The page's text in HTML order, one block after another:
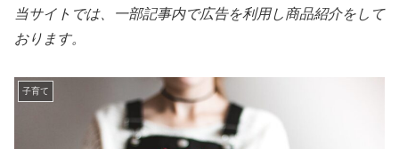
当サイトでは、一部記事内で広告を利用し商品紹介をして
おります。
子育て